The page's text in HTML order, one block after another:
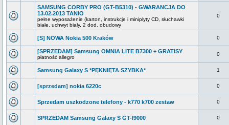
SAMSUNG CORBY PRO (GT-B5310) - GWARANCJA DO
13.02.2013 TANIO
pełne wyposażenie (karton, instrukcje i miniplyty CD, słuchawki
białe, uchwyt biały, 2 dod. obudowy
0
[S] NOWA Nokia 500 Kraków 0
[SPRZEDAM] Samsung OMNIA LITE B7300 + GRATISY
płatność allegro
0
Samsung Galaxy S *PĘKNIĘTA SZYBKA* 1
[sprzedam] nokia 6220c 0
Sprzedam uszkodzone telefony - k770 k700 zestaw 0
SPRZEDAM Samsung Galaxy S GT-I9000 0